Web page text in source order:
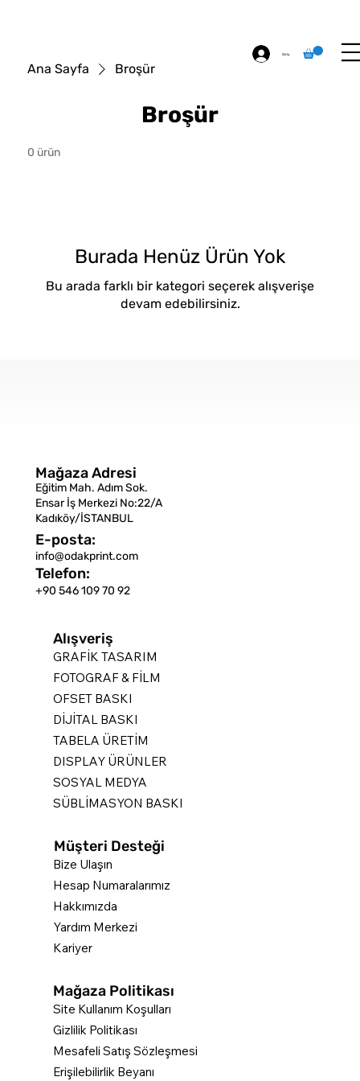
Giriş
Ana Sayfa Broşür
Broşür
0 ürün
Burada Henüz Ürün Yok
Bu arada farklı bir kategori seçerek alışverişe
devam edebilirsiniz.
Mağaza Politikası
Site Kullanım Koşulları
Gizlilik Politikası
Mesafeli Satış Sözleşmesi
Erişilebilirlik Beyanı
Bize Ulaşın
Hesap Numaralarımız
Hakkımızda
Yardım Merkezi
Kariyer
Müşteri Desteği
Alışveriş
GRAFİK TASARIM
FOTOGRAF & FİLM
OFSET BASKI
DİJİTAL BASKI
TABELA ÜRETİM
DISPLAY ÜRÜNLER
SOSYAL MEDYA
SÜBLİMASYON BASKI
Mağaza Adresi
Eğitim Mah. Adım Sok.
Ensar İş Merkezi No:22/A
Kadıköy/İSTANBUL
E-posta:
info@odakprint.com
Telefon:
+90 546 109 70 92